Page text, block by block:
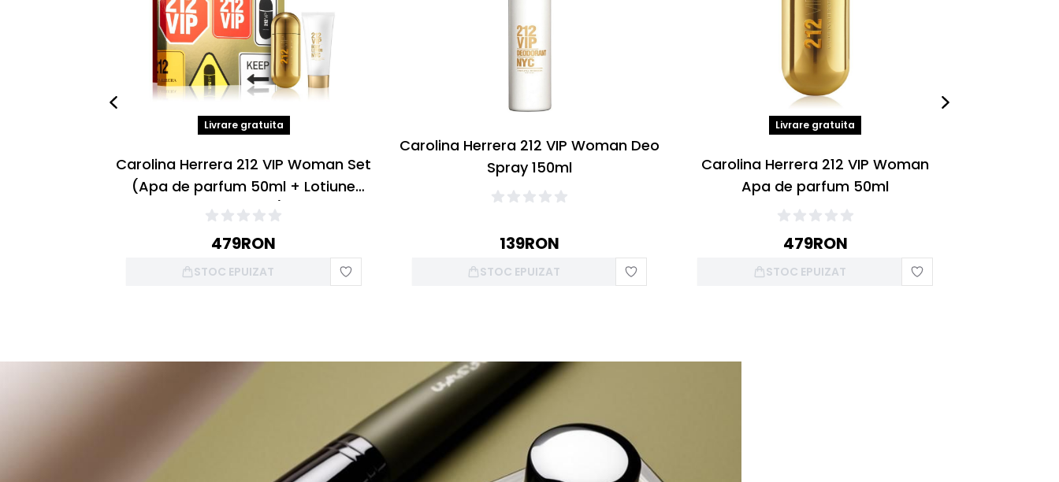
Livrare gratuita
Carolina Herrera 212 VIP Woman Set
(Apa de parfum 50ml + Lotiune
Corp 75ml)
479RON
STOC EPUIZAT
Carolina Herrera 212 VIP Woman Deo
Spray 150ml
139RON
STOC EPUIZAT
Livrare gratuita
Carolina Herrera 212 VIP Woman
Apa de parfum 50ml
479RON
STOC EPUIZAT